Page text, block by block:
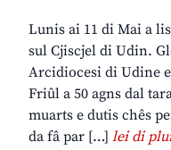
Lunis ai 11 di Mai a
sul Cjiscjel di Udin.
Arcidiocesi di Udine
Friûl a 50 agns dal
muarts e dutis chês
da fâ par […] lei di